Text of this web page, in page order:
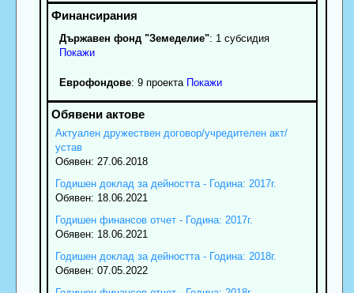
Държавен фонд "Земеделие": 1 субсидия
Покажи
Еврофондове: 9 проекта Покажи
Актуален дружествен договор/учредителен акт/
устав
Обявен: 27.06.2018
Годишен доклад за дейността - Година: 2017г.
Обявен: 18.06.2021
Годишен финансов отчет - Година: 2017г.
Обявен: 18.06.2021
Годишен доклад за дейността - Година: 2018г.
Обявен: 07.05.2022